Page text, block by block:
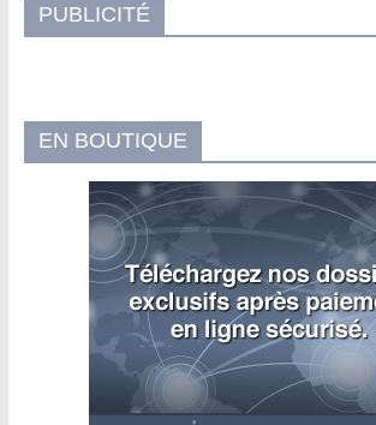
PUBLICITÉ
EN BOUTIQUE